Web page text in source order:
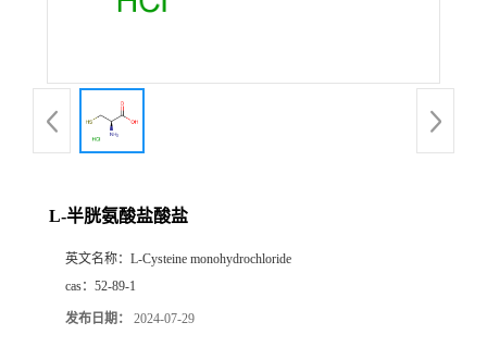
L-半胱氨酸盐酸盐
英文名称： L-Cysteine monohydrochloride
cas： 52-89-1
发布日期： 2024-07-29